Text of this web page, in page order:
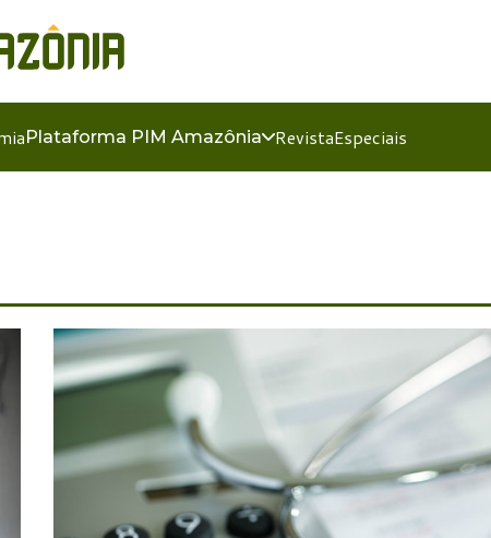
Plataforma PIM Amazônia RevistaEspeciais